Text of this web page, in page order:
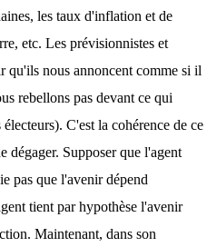
les taux d'inflation et de
etc. Les prévisionnistes et
qu'ils nous annoncent comme si il
rebellons pas devant ce qui
C'est la cohérence de ce
dégager. Supposer que l'agent
pas que l'avenir dépend
tient par hypothèse l'avenir
Maintenant, dans son